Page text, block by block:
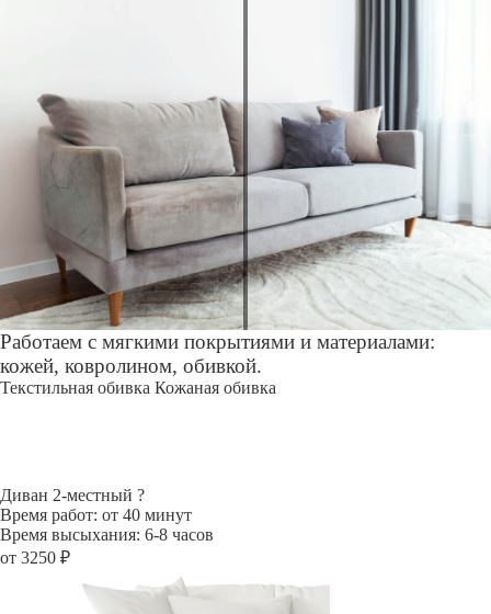
Работаем с мягкими покрытиями и материалами:
кожей, ковролином, обивкой.
Текстильная обивка Кожаная обивка
Диван 2-местный ?
Время работ: от 40 минут
Время высыхания: 6-8 часов
от 3250 ₽